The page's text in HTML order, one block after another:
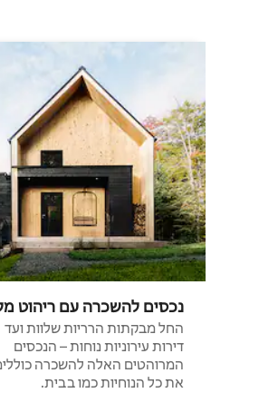
נכסים להשכרה עם ריהוט
החל מבקתות הרריות שלוות ועד
דירות עירוניות נוחות – הנכסים
המרוהטים האלה להשכרה
את כל הנוחיות כמו בבית.